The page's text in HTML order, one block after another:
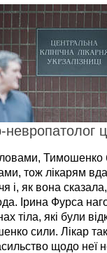
невропатолог
Тимошенко
тож лікарям
і, як вона
Ірина Фурса
тіла, які були
сили. Лікар
щодо неї